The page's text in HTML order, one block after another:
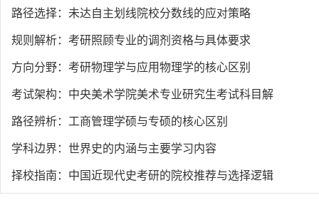
路径选择：未达自主划线院校分数线的应对策略
规则解析：考研照顾专业的调剂资格与具体要求
方向分野：考研物理学与应用物理学的核心区别
考试架构：中央美术学院美术专业研究生考试科目解
路径辨析：工商管理学硕与专硕的核心区别
学科边界：世界史的内涵与主要学习内容
择校指南：中国近现代史考研的院校推荐与选择逻辑